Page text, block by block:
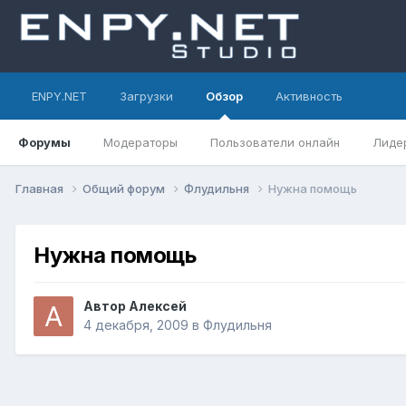
ENPY.NET Загрузки Обзор
Форумы Модераторы Пользователи онлайн
Активность
Главная Общий форум Флудильня Нужна помощь
Нужна помощь
Автор Алексей
4 декабря, 2009 в Флудильня